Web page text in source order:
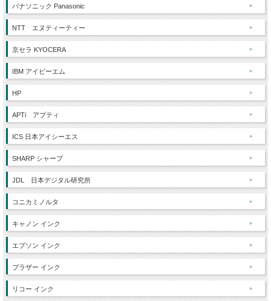
パナソニック Panasonic
NTT エヌティーティー
京セラ KYOCERA
IBM アイビーエム
HP
APTi アプティ
ICS 日本アイシーエス
SHARP シャープ
JDL 日本デジタル研究所
コニカミノルタ
キャノン インク
エプソン インク
ブラザー インク
リコー インク